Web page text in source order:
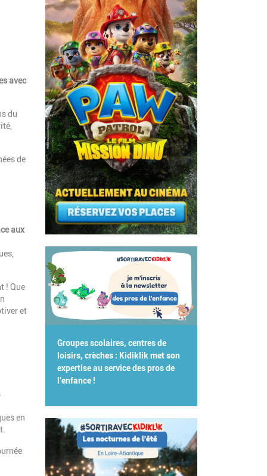
avec
du
de
aux
! Que
et
en
Groupes scolaires, centres de
loisirs, crèches : Kidiklik met son
expertise au service des pros de
l'enfance !